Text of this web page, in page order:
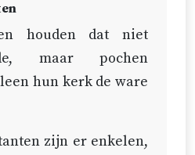
bewezen worden
Rome dat zichtbare
daarvan
houden dat niet
maar pochen
hun kerk de ware
zijn er enkelen,